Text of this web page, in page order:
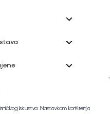
iskustva. Nastavkom korištenja